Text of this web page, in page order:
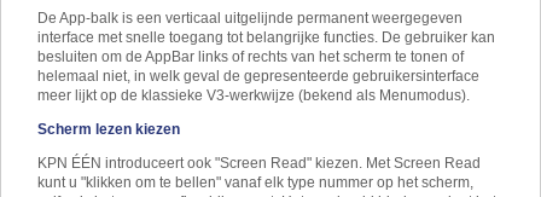
De App-balk is een verticaal uitgelijnde permanent weergegeven
interface met snelle toegang tot belangrijke functies. De gebruiker kan
besluiten om de AppBar links of rechts van het scherm te tonen of
helemaal niet, in welk geval de gepresenteerde gebruikersinterface
meer lijkt op de klassieke V3-werkwijze (bekend als Menumodus).
Scherm lezen kiezen
KPN ÉÉN introduceert ook "Screen Read" kiezen. Met Screen Read
kunt u "klikken om te bellen" vanaf elk type nummer op het scherm,